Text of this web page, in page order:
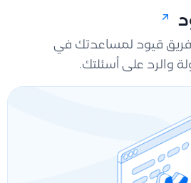
فريق قيود لمساعدتك في
والرد على أسئلتك.